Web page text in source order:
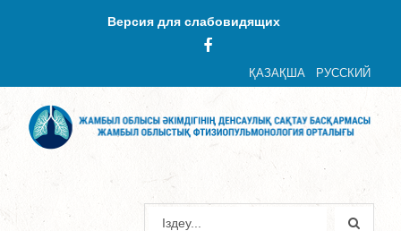
Версия для слабовидящих
ҚАЗАҚША РУССКИЙ